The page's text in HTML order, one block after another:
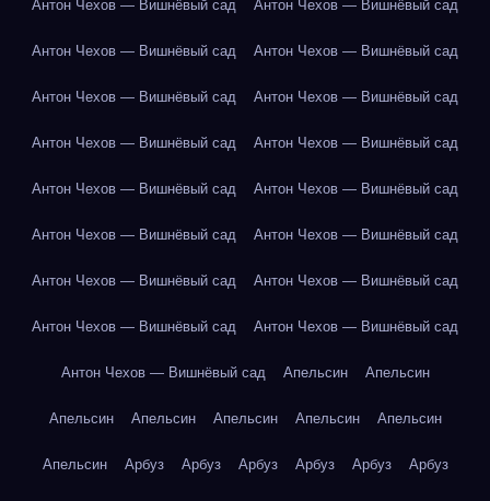
Антон Чехов — Вишнёвый сад Антон Чехов — Вишнёвый сад
Антон Чехов — Вишнёвый сад Антон Чехов — Вишнёвый сад
Антон Чехов — Вишнёвый сад Антон Чехов — Вишнёвый сад
Антон Чехов — Вишнёвый сад Антон Чехов — Вишнёвый сад
Антон Чехов — Вишнёвый сад Антон Чехов — Вишнёвый сад
Антон Чехов — Вишнёвый сад Антон Чехов — Вишнёвый сад
Антон Чехов — Вишнёвый сад Антон Чехов — Вишнёвый сад
Антон Чехов — Вишнёвый сад Антон Чехов — Вишнёвый сад
Антон Чехов — Вишнёвый сад Апельсин Апельсин
Апельсин Апельсин Апельсин Апельсин Апельсин
Апельсин Арбуз Арбуз Арбуз Арбуз Арбуз Арбуз